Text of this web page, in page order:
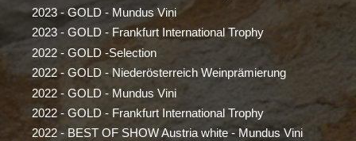
2023 - GOLD - Mundus Vini
2023 - GOLD - Frankfurt International Trophy
2022 - GOLD -Selection
2022 - GOLD - Niederösterreich Weinprämierung
2022 - GOLD - Mundus Vini
2022 - GOLD - Frankfurt International Trophy
2022 - BEST OF SHOW Austria white - Mundus Vini